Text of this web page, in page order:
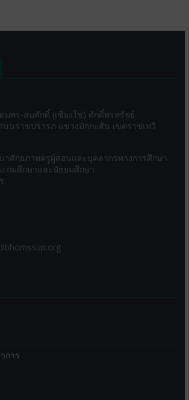
พร-สมศักดิ์ (เซี่ยงใช่) ศักดิ์พรทรัพย์
นราชปรารภ แขวงมักกะสัน เขตราชเทวี
ศักยภาพครูผู้สอนและบุคลากรทางการศึกษา
ถมศึกษาและมัธยมศึกษา
.
การ